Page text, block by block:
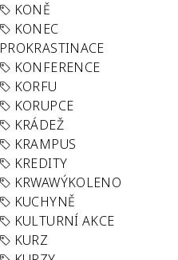
KONĚ
KONEC
PROKRASTINACE
KONFERENCE
KORFU
KORUPCE
KRÁDEŽ
KRAMPUS
KREDITY
KRWAWÝKOLENO
KUCHYNĚ
KULTURNÍ AKCE
KURZ